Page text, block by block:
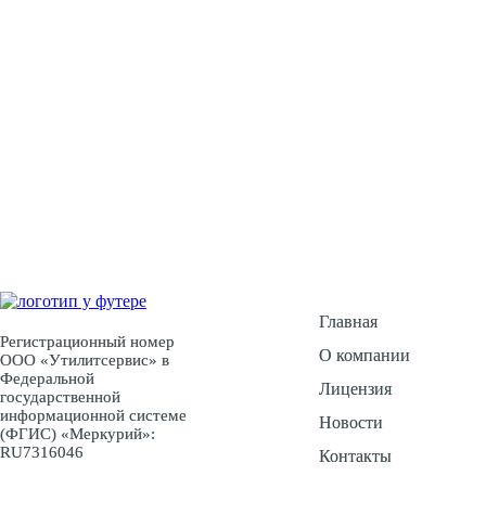
Регистрационный номер
ООО «Утилитсервис» в
Федеральной
государственной
информационной системе
(ФГИС) «Меркурий»:
RU7316046
Главная
О компании
Лицензия
Новости
Контакты